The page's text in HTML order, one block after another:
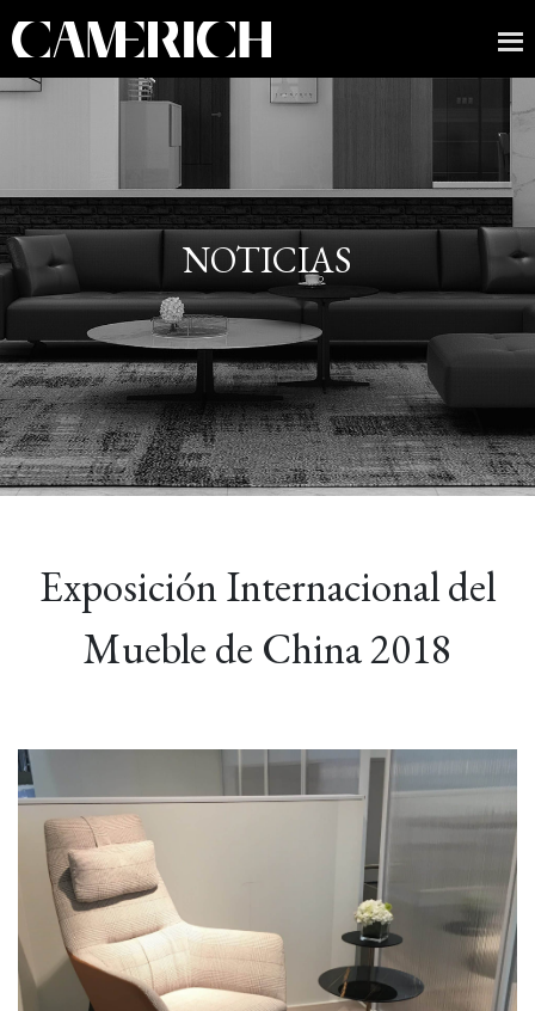
NOTICIAS
Exposición Internacional del
Mueble de China 2018